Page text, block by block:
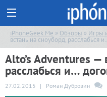
iPhoneGeek.Me » Обзоры » Игры
встань на сноуборд, расслабься
Alto’s Adventures —
расслабься и…
27.02.2015 | Роман Дубровин